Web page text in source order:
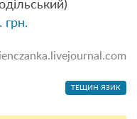
грн.
ТЕЩИН ЯЗИК